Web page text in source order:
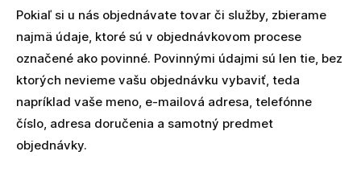
Pokiaľ si u nás objednávate tovar či služby, zbierame
najmä údaje, ktoré sú v objednávkovom procese
označené ako povinné. Povinnými údajmi sú len tie, bez
ktorých nevieme vašu objednávku vybaviť, teda
napríklad vaše meno, e-mailová adresa, telefónne
číslo, adresa doručenia a samotný predmet
objednávky.